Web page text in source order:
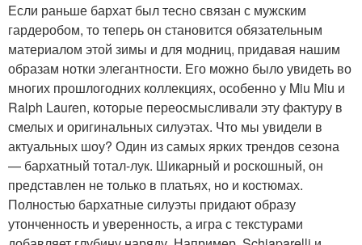
Если раньше бархат был тесно связан с мужским
гардеробом, то теперь он становится обязательным
материалом этой зимы и для модниц, придавая нашим
образам нотки элегантности. Его можно было увидеть во
многих прошлогодних коллекциях, особенно у Miu Miu и
Ralph Lauren, которые переосмысливали эту фактуру в
смелых и оригинальных силуэтах. Что мы увидели в
актуальных шоу? Один из самых ярких трендов сезона
— бархатный тотал-лук. Шикарный и роскошный, он
представлен не только в платьях, но и костюмах.
Полностью бархатные силуэты придают образу
утонченность и уверенность, а игра с текстурами